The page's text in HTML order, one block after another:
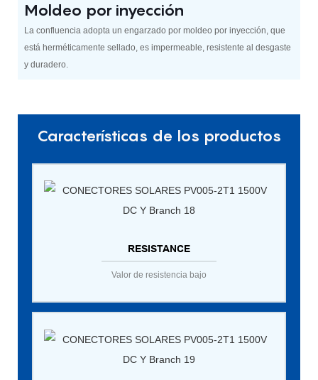
Moldeo por inyección
La confluencia adopta un engarzado por moldeo por inyección, que
está herméticamente sellado, es impermeable, resistente al desgaste
y duradero.
Características de los productos
RESISTANCE
Valor de resistencia bajo